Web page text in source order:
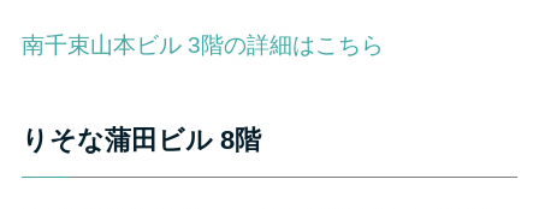
南千束山本ビル 3階の詳細はこちら
りそな蒲田ビル 8階